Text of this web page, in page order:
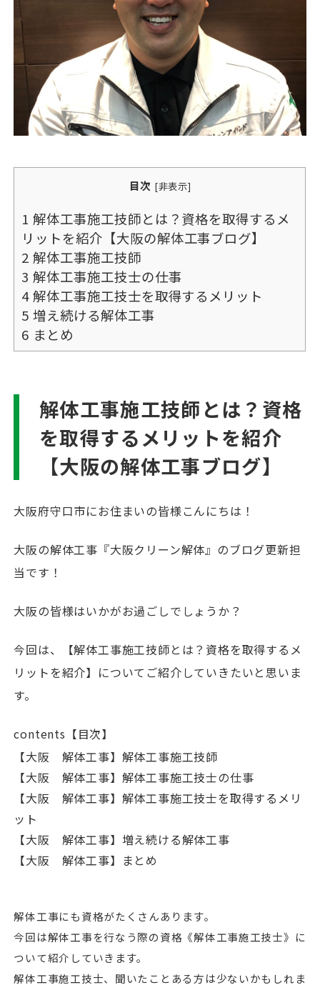
目次 [非表示]
1 解体工事施工技師とは？資格を取得するメ
リットを紹介【大阪の解体工事ブログ】
2 解体工事施工技師
3 解体工事施工技士の仕事
4解体工事施工技士を取得するメリット
5 増え続ける解体工事
6 まとめ
解体工事施工技師とは？資格
を取得するメリットを紹介
【大阪の解体工事ブログ】
大阪府守口市にお住まいの皆様こんにちは！
大阪の解体工事『大阪クリーン解体』のブログ更新担
当です！
大阪の皆様はいかがお過ごしでしょうか？
今回は、【解体工事施工技師とは？資格を取得するメ
リットを紹介】についてご紹介していきたいと思いま
す。
contents【目次】
【大阪 解体工事】解体工事施工技師
【大阪 解体工事】解体工事施工技士の仕事
【大阪 解体工事】解体工事施工技士を取得するメリ
ット
【大阪 解体工事】増え続ける解体工事
【大阪 解体工事】まとめ
解体工事にも資格がたくさんあります。
今回は解体工事を行なう際の資格《解体工事施工技士》に
ついて紹介していきます。
解体工事施工技士、聞いたことある方は少ないかもしれま